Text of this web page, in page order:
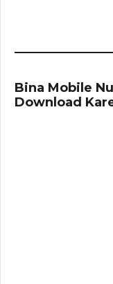
Bina Mobile
Download